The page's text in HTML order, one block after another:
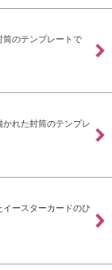
筒のテンプレートで
れた封筒のテンプレ
ースターカードのひ